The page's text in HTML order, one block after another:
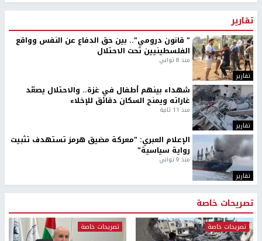
تقارير
تقارير
" قانون درومي".. بين حق الدفاع عن النفس وواقع
الفلسطينيين تحت الاحتلال
منذ 8 ثواني
تقارير
شهداء بينهم أطفال في غزة.. والاحتلال يصعّد
غاراته ويمنح السكان دقائق للإخلاء
منذ 11 ثانية
تقارير
الإعلام العبري: "معركة مضيق هرمز تستهدف تثبيت
رواية سياسية"
منذ 9 ثواني
تصريحات خاصة
تصريحات خاصة تصريحات خاصة